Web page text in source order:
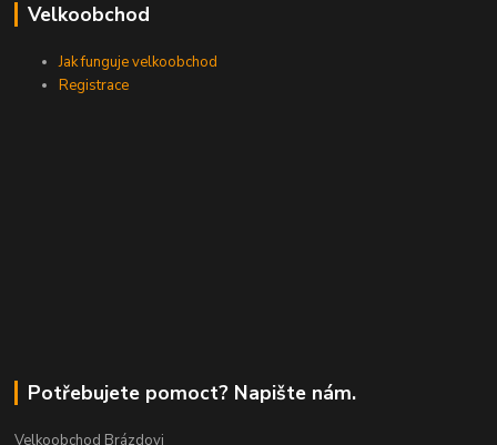
Velkoobchod
Jak funguje velkoobchod
Registrace
Potřebujete pomoct? Napište nám.
Velkoobchod Brázdovi